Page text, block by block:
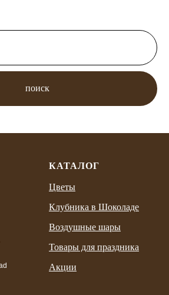
поиск
КАТАЛОГ
Цветы
Клубника в Шоколаде
Воздушные шары
Товары для праздника
Акции